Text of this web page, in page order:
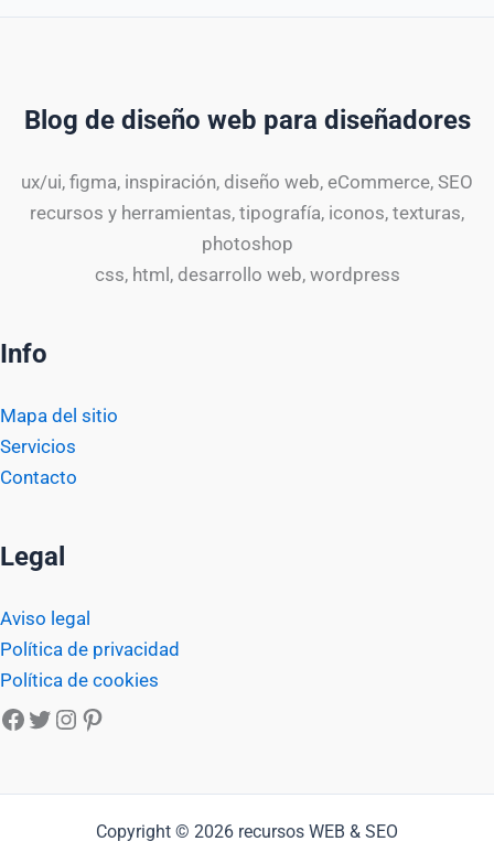
Blog de diseño web para diseñadores
ux/ui, figma, inspiración, diseño web, eCommerce, SEO
recursos y herramientas, tipografía, iconos, texturas,
photoshop
css, html, desarrollo web, wordpress
Info
Mapa del sitio
Servicios
Contacto
Legal
Aviso legal
Política de privacidad
Política de cookies
Facebook
Twitter
Instagram
Pinterest
Copyright © 2026 recursos WEB & SEO